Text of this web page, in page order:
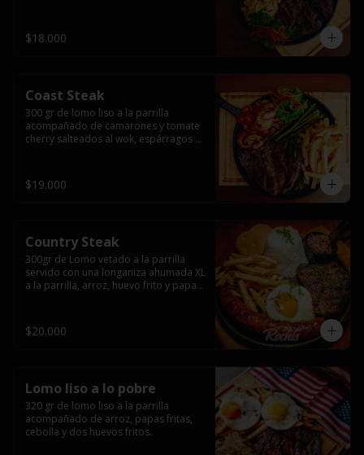
$18.000
Coast Steak
300 gr de lomo liso a la parrilla
acompañado de camarones y tomate
cherry salteados al wok, espárragos
$19.000
Country Steak
300gr de Lomo vetado a la parrilla
servido con una longaniza ahumada XL
a la parrilla, arroz, huevo frito y papas
$20.000
Lomo liso a lo pobre
320 gr de lomo liso a la parrilla
acompañado de arroz, papas fritas,
cebolla y dos huevos fritos.